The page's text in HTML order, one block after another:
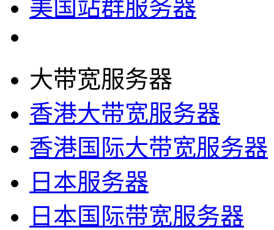
美国站群服务器
大带宽服务器
香港大带宽服务器
香港国际大带宽服务器
日本服务器
日本国际带宽服务器